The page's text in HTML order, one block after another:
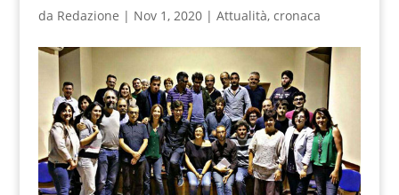
da Redazione | Nov 1, 2020| Attualità, cronaca